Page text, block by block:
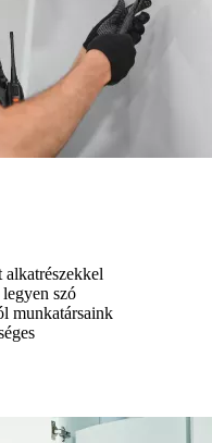
szó
munkatársaink